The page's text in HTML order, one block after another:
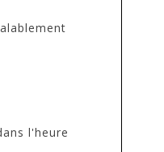
l'heure